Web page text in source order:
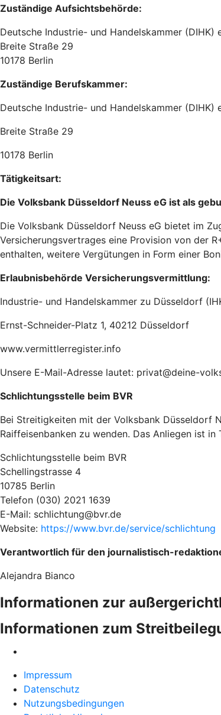
Zuständige Aufsichtsbehörde:
Deutsche Industrie- und Handelskammer (DIHK)
Breite Straße 29
10178 Berlin
Zuständige Berufskammer:
Deutsche Industrie- und Handelskammer (DIHK)
Breite Straße 29
10178 Berlin
Tätigkeitsart:
Die Volksbank Düsseldorf Neuss eG ist als
Die Volksbank Düsseldorf Neuss eG bietet im
Versicherungsvertrages eine Provision von der
enthalten, weitere Vergütungen in Form einer
Erlaubnisbehörde Versicherungsvermittlung:
Industrie- und Handelskammer zu Düsseldorf
Ernst-Schneider-Platz 1, 40212 Düsseldorf
www.vermittlerregister.info
Unsere E-Mail-Adresse lautet: privat@deine-
Schlichtungsstelle beim BVR
Bei Streitigkeiten mit der Volksbank Düsseldorf
Raiffeisenbanken zu wenden. Das Anliegen ist
Schlichtungsstelle beim BVR
Schellingstrasse 4
10785 Berlin
Telefon (030) 2021 1639
E-Mail: schlichtung@bvr.de
Website: https://www.bvr.de/service/schlichtung
Verantwortlich für den journalistisch-
Alejandra Bianco
Informationen zur
Informationen zum
Impressum
Datenschutz
Nutzungsbedingungen